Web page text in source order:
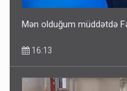
Mən olduğum müddətdə
16:13